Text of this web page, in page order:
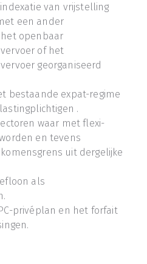
van vrijstelling
een ander
openbaar
of het
georganiseerd
bestaande expat-regime
.
waar met flexi-
en tevens
uit dergelijke
als
privéplan en het forfait